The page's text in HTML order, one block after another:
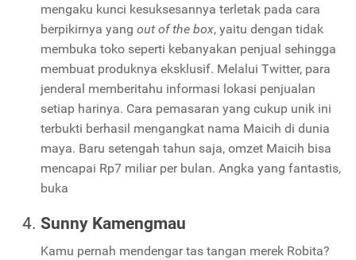
mengaku kunci kesuksesannya terletak pada cara
berpikirnya yang out of the box, yaitu dengan tidak
membuka toko seperti kebanyakan penjual sehingga
membuat produknya eksklusif. Melalui Twitter, para
jenderal memberitahu informasi lokasi penjualan
setiap harinya. Cara pemasaran yang cukup unik ini
terbukti berhasil mengangkat nama Maicih di dunia
maya. Baru setengah tahun saja, omzet Maicih bisa
mencapai Rp7 miliar per bulan. Angka yang fantastis,
buka
Sunny Kamengmau
Kamu pernah mendengar tas tangan merek Robita?